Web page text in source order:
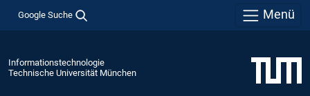
Google Suche Menü
Informationstechnologie
Technische Universität München